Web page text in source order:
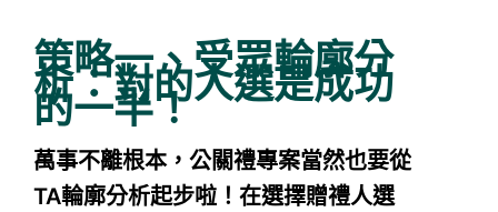
策略一、受眾輪廓分
析：對的人選是成功
的一半！
萬事不離根本，公關禮專案當然也要從
TA輪廓分析起步啦！在選擇贈禮人選